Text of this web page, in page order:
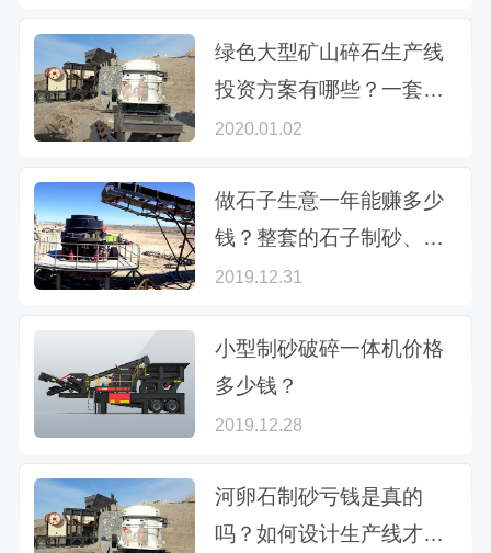
绿色大型矿山碎石生产线
投资方案有哪些？一套价
格多少钱？
2020.01.02
做石子生意一年能赚多少
钱？整套的石子制砂、破
碎设备如何配置？
2019.12.31
小型制砂破碎一体机价格
多少钱？
2019.12.28
河卵石制砂亏钱是真的
吗？如何设计生产线才能